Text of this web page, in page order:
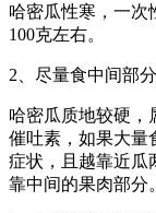
哈密瓜性寒，一次
100克左右。
2、尽量食中间部分
哈密瓜质地较硬，
催吐素，如果大量
症状，且越靠近瓜
靠中间的果肉部分。